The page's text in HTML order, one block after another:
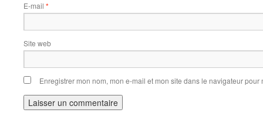
E-mail *
Site web
Enregistrer mon nom, mon e-mail et mon site dans le navigateur